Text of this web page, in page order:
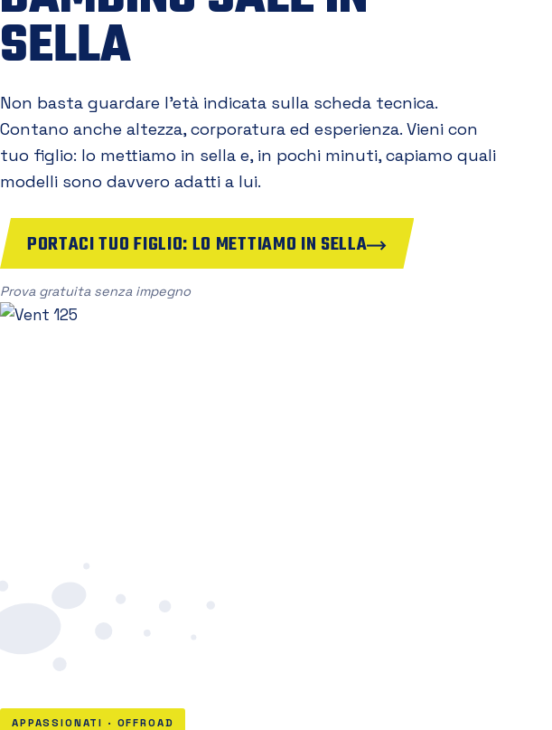
SELLA
Non basta guardare l'età indicata sulla scheda tecnica.
Contano anche altezza, corporatura ed esperienza. Vieni con
tuo figlio: lo mettiamo in sella e, in pochi minuti, capiamo quali
modelli sono davvero adatti a lui.
PORTACI TUO FIGLIO: LO METTIAMO IN SELLA
Prova gratuita senza impegno
APPASSIONATI · OFFROAD